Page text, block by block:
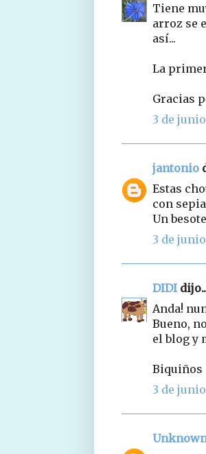
Tiene
arroz se
así...
La
Gracias
3 de
jantonio
Estas
con
Un
3 de junio
DIDI
Anda!
Bueno,
el blog y
Biquiños
3 de junio